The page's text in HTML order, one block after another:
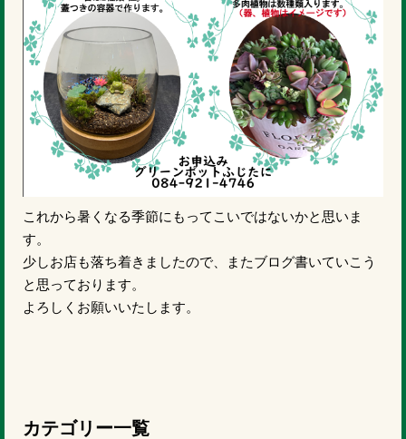
これから暑くなる季節にもってこいではないかと思いま
す。
少しお店も落ち着きましたので、またブログ書いていこう
と思っております。
よろしくお願いいたします。
カテゴリー一覧